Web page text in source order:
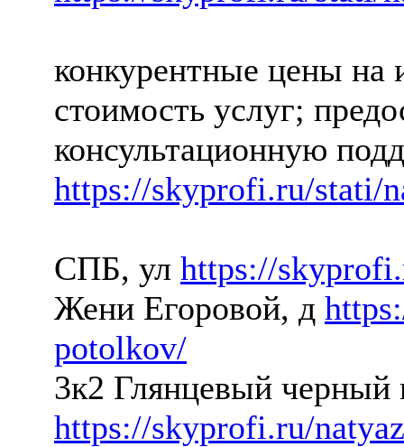
конкурентные цены на
стоимость услуг;
консультационную
https://skyprofi.ru/stati/
СПБ, ул https://
Жени Егоровой, д
potolkov/
3к2 Глянцевый черный
https://skyprofi.ru/